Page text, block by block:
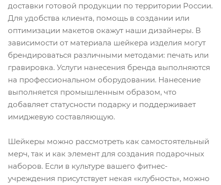
доставки готовой продукции по территории России.
Для удобства клиента, помощь в создании или
оптимизации макетов окажут наши дизайнеры. В
зависимости от материала шейкера изделия могут
брендироваться различными методами: печать или
гравировка. Услуги нанесения бренда выполняются
на профессиональном оборудовании. Нанесение
выполняется промышленным образом, что
добавляет статусности подарку и поддерживает
имиджевую составляющую.
Шейкеры можно рассмотреть как самостоятельный
мерч, так и как элемент для создания подарочных
наборов. Если в культуре вашего фитнес-
учреждения присутствует некая «клубность», можно